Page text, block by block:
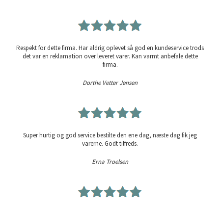
Respekt for dette firma. Har aldrig oplevet så god en kundeservice trods
det var en reklamation over leveret varer. Kan varmt anbefale dette
firma.
Dorthe Vetter Jensen
Super hurtig og god service bestilte den ene dag, næste dag fik jeg
varerne. Godt tilfreds.
Erna Troelsen